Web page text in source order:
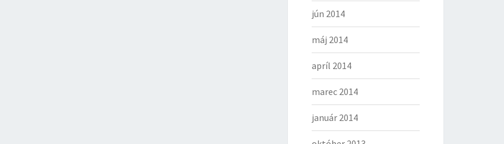
jún 2014
máj 2014
apríl 2014
marec 2014
január 2014